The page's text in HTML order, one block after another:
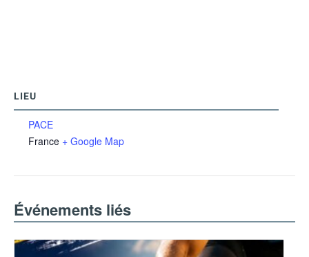
LIEU
PACE
France + Google Map
Événements liés